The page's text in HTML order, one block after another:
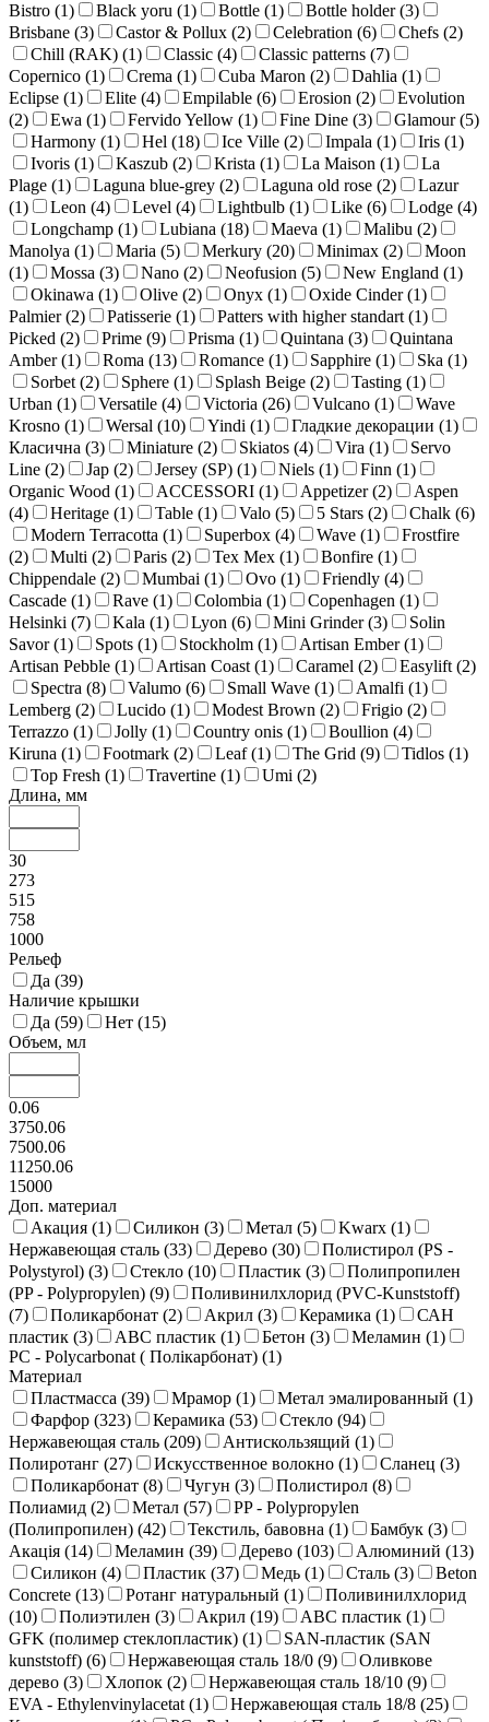
Bistro (1) Black yoru (1) Bottle (1) Bottle holder (3)
Brisbane (3) Castor & Рollux (2) Celebration (6) Chefs (2)
Chill (RAK) (1) Classic (4) Classic patterns (7)
Copernico (1) Crema (1) Cuba Maron (2) Dahlia (1)
Eclipse (1) Elite (4) Empilable (6) Erosion (2)
Evolution
(2) Ewa (1) Fervido Yellow (1) Fine Dine (3) Glamour (5)
Harmony (1) Hel (18) Ice Ville (2) Impala (1) Iris (1)
Ivoris (1) Kaszub (2) Krista (1) La Maison (1)
La
Plage (1) Laguna blue-grey (2) Laguna old rose (2)
Lazur
(1) Leon (4) Level (4) Lightbulb (1) Like (6) Lodge (4)
Longchamp (1) Lubiana (18) Maeva (1) Malibu (2)
Manolya (1) Maria (5) Merkury (20) Minimax (2)
Moon
(1) Mossa (3) Nano (2) Neofusion (5) New England (1)
Okinawa (1) Olive (2) Onyx (1) Oxide Cinder (1)
Palmier (2) Patisserie (1) Patters with higher standart (1)
Picked (2) Prime (9) Prisma (1) Quintana (3)
Quintana
Amber (1) Roma (13) Romance (1) Sapphire (1) Ska (1)
Sorbet (2) Sphere (1) Splash Beige (2) Tasting (1)
Urban (1) Versatile (4) Victoria (26) Vulcano (1)
Wave
Krosno (1) Wersal (10) Yindi (1) Гладкие декорации (1)
Класична (3) Miniature (2) Skiatos (4) Vira (1)
Servo
Line (2) Jap (2) Jersey (SP) (1) Niels (1) Finn (1)
Organic Wood (1) ACCESSORI (1) Appetizer (2)
Aspen
(4) Heritage (1) Table (1) Valo (5) 5 Stars (2) Chalk (6)
Modern Terracotta (1) Superbox (4) Wave (1)
Frostfire
(2) Multi (2) Paris (2) Tex Mex (1) Bonfire (1)
Chippendale (2) Mumbai (1) Ovo (1) Friendly (4)
Cascade (1) Rave (1) Colombia (1) Copenhagen (1)
Helsinki (7) Kala (1) Lyon (6) Mini Grinder (3)
Solin
Savor (1) Spots (1) Stockholm (1) Artisan Ember (1)
Artisan Pebble (1) Artisan Coast (1) Caramel (2) Easylift (2)
Spectra (8) Valumo (6) Small Wave (1) Amalfi (1)
Lemberg (2) Lucido (1) Modest Brown (2) Frigio (2)
Terrazzo (1) Jolly (1) Country onis (1) Boullion (4)
Kiruna (1) Footmark (2) Leaf (1) The Grid (9) Tidlos (1)
Top Fresh (1) Travertine (1) Umi (2)
Длина, мм
30
273
515
758
1000
Рельеф
Да (39)
Наличие крышки
Да (59) Нет (15)
Объем, мл
0.06
3750.06
7500.06
11250.06
15000
Доп. материал
Акация (1) Силикон (3) Метал (5) Kwarx (1)
Нержавеющая сталь (33) Дерево (30)
Полистирол (PS -
Polystyrol) (3) Стекло (10) Пластик (3)
Полипропилен
(PP - Polypropylen) (9)
Поливинилхлорид (PVC-Kunststoff)
(7) Поликарбонат (2) Акрил (3) Керамика (1)
САН
пластик (3) ABC пластик (1) Бетон (3) Меламин (1)
PC - Polycarbonat ( Полікарбонат) (1)
Материал
Пластмасса (39) Мрамор (1) Метал эмалированный (1)
Фарфор (323) Керамика (53) Стекло (94)
Нержавеющая сталь (209) Антискользящий (1)
Полиротанг (27) Искусственное волокно (1) Сланец (3)
Поликарбонат (8) Чугун (3) Полистирол (8)
Полиамид (2) Метал (57)
PP - Polypropylen
(Полипропилен) (42) Текстиль, бавовна (1) Бамбук (3)
Акація (14) Меламин (39) Дерево (103) Алюминий (13)
Силикон (4) Пластик (37) Медь (1) Сталь (3)
Beton
Concrete (13) Ротанг натуральный (1)
Поливинилхлорид
(10) Полиэтилен (3) Акрил (19) ABC пластик (1)
GFK (полимер стеклопластик) (1)
SAN-пластик (SAN
kunststoff) (6) Нержавеющая сталь 18/0 (9)
Оливкове
дерево (3) Хлопок (2) Нержавеющая сталь 18/10 (9)
EVA - Ethylenvinylacetat (1) Нержавеющая сталь 18/8 (25)